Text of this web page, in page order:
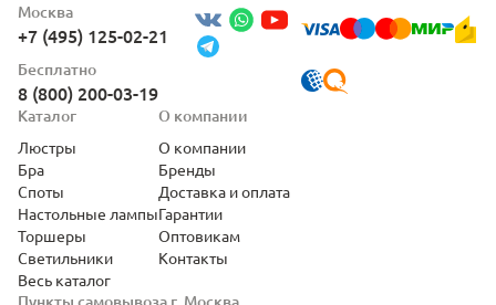
Москва
+7 (495) 125-02-21
Бесплатно
8 (800) 200-03-19
Каталог
Люстры
Бра
Споты
Настольные лампы
Торшеры
Светильники
Весь каталог
О компании
О компании
Бренды
Доставка и оплата
Гарантии
Оптовикам
Контакты